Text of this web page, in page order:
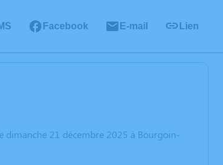
Facebook E-mail Lien
dimanche 21 décembre 2025 à Bourgoin-